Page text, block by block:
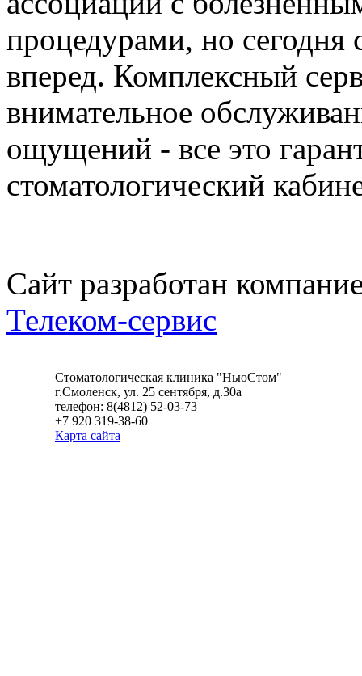
процедурами, но сегодня
вперед. Комплексный
внимательное
ощущений - все это
стоматологический
Сайт разработан
Телеком-сервис
Стоматологическая клиника "НьюСтом"
г.Смоленск, ул. 25 сентября, д.30а
телефон: 8(4812) 52-03-73
+7 920 319-38-60
Карта сайта